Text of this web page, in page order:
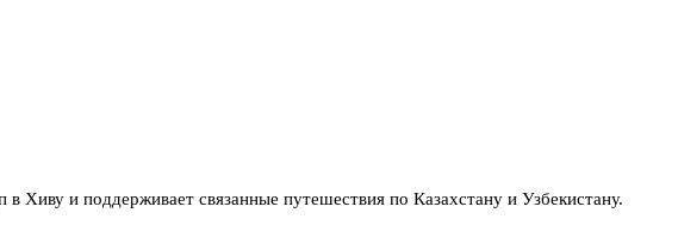
и поддерживает связанные путешествия по Казахстану и Узбекистану.